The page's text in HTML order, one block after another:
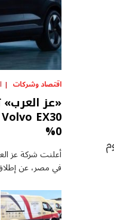
اقتصاد وشركات
«عز
0%
في مصر، عن